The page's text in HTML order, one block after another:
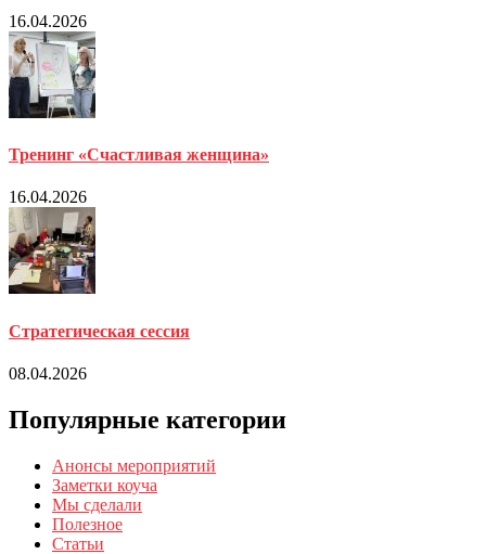
16.04.2026
Тренинг «Счастливая женщина»
16.04.2026
Стратегическая сессия
08.04.2026
Популярные категории
Анонсы мероприятий
Заметки коуча
Мы сделали
Полезное
Статьи